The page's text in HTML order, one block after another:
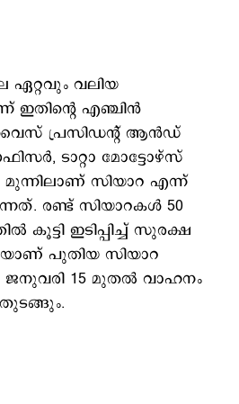
ഏറ്റവും വലിയ
ഇതിന്റെ എഞ്ചിന്‍
പ്രസിഡന്റ് ആന്‍ഡ്
ടാറ്റാ മോട്ടോഴ്സ്
സിയാറ എന്ന്
രണ്ട് സിയാറകൾ 50
കൂട്ടി ഇടിപ്പിച്ച് സുരക്ഷ
പുതിയ‌ സിയാറ
ജനുവരി 15 മുതൽ വാഹനം